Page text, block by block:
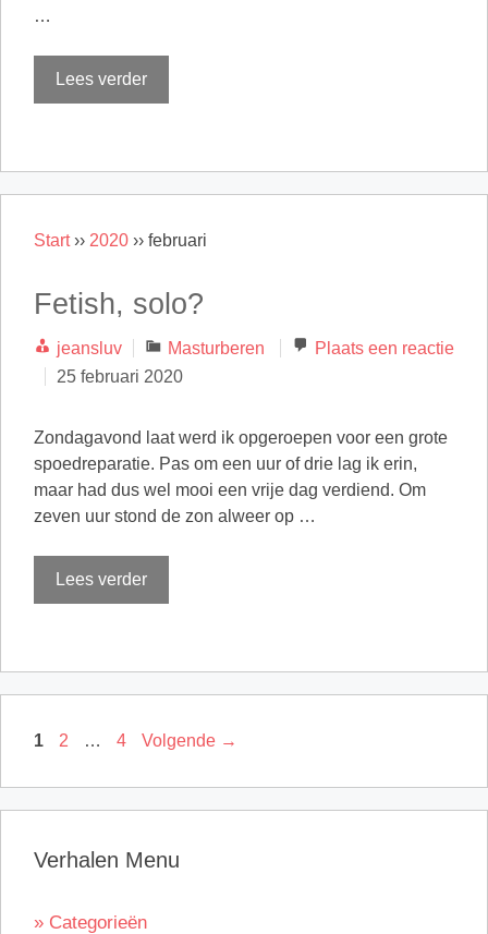
…
Lees verder
Start›› 2020 ›› februari
Fetish, solo?
jeansluv Categorieën
Masturberen
Plaats een reactie
25 februari 2020
Zondagavond laat werd ik opgeroepen voor een grote
spoedreparatie. Pas om een uur of drie lag ik erin,
maar had dus wel mooi een vrije dag verdiend. Om
zeven uur stond de zon alweer op …
Lees verder
Pagina
1 Pagina
2 … Pagina
4 Volgende →
Verhalen Menu
» Categorieën